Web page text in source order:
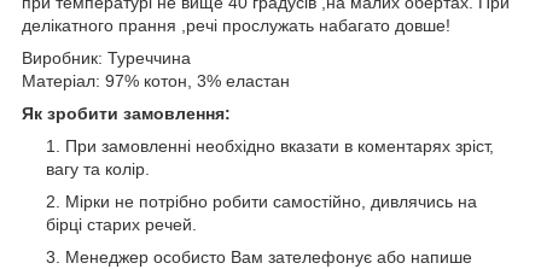
делікатного прання ,речі прослужать набагато довше!
Виробник: Туреччина
Матеріал: 97% котон, 3% еластан
Як зробити замовлення:
При замовленні необхідно вказати в коментарях зріст,
вагу та колір.
Мірки не потрібно робити самостійно, дивлячись на
бірці старих речей.
Менеджер особисто Вам зателефонує або напише